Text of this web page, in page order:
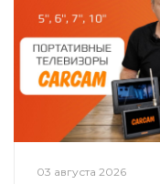
03 августа 2026